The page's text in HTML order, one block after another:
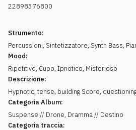
22898376800
Strumento:
Percussioni, Sintetizzatore, Synth Bass,
Mood:
Ripetitivo, Cupo, Ipnotico, Misterioso
Descrizione:
Hypnotic, tense, building Score,
Categoria Album:
Suspense // Drone, Dramma // Destino
Categoria traccia: